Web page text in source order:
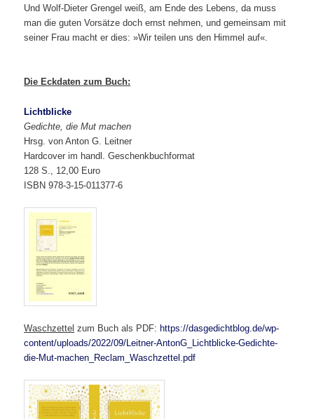
Und Wolf-Dieter Grengel weiß, am Ende des Lebens, da muss
man die guten Vorsätze doch ernst nehmen, und gemeinsam mit
seiner Frau macht er dies: »Wir teilen uns den Himmel auf«.
Die Eckdaten zum Buch:
Lichtblicke
Gedichte, die Mut machen
Hrsg. von Anton G. Leitner
Hardcover im handl. Geschenkbuchformat
128 S., 12,00 Euro
ISBN 978-3-15-011377-6
Waschzettel zum Buch als PDF: https://dasgedichtblog.de/wp-
content/uploads/2022/09/Leitner-AntonG_Lichtblicke-Gedichte-
die-Mut-machen_Reclam_Waschzettel.pdf